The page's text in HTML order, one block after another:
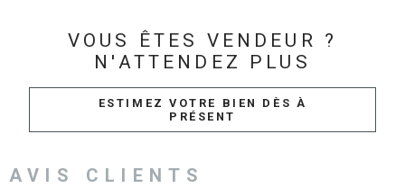
VOUS ÊTES VENDEUR ?
N'ATTENDEZ PLUS
ESTIMEZ VOTRE BIEN DÈS À
PRÉSENT
AVIS CLIENTS